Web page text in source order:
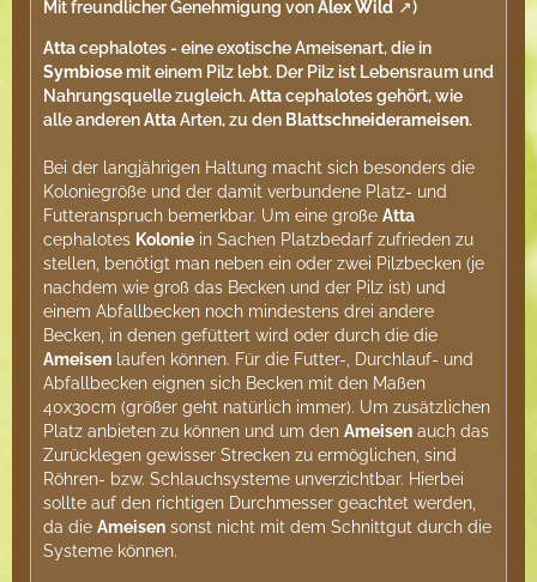
Mit freundlicher Genehmigung vonAlex Wild )
Attacephalotes - eine exotische Ameisenart, die in
Symbiose mit einem Pilz lebt. Der Pilz ist Lebensraum und
Nahrungsquelle zugleich. Attacephalotes gehört, wie
alle anderenAttaArten, zu den Blattschneiderameisen.
Bei der langjährigen Haltung macht sich besonders die
Koloniegröße und der damit verbundene Platz- und
Futteranspruch bemerkbar. Um eine große Atta
cephalotes Kolonie in Sachen Platzbedarf zufrieden zu
stellen, benötigt man neben ein oder zwei Pilzbecken (je
nachdem wie groß das Becken und der Pilz ist) und
einem Abfallbecken noch mindestens drei andere
Becken, in denen gefüttert wird oder durch die die
Ameisen laufen können. Für die Futter-, Durchlauf- und
Abfallbecken eignen sich Becken mit den Maßen
40x30cm (größer geht natürlich immer). Um zusätzlichen
Platz anbieten zu können und um den Ameisen auch das
Zurücklegen gewisser Strecken zu ermöglichen, sind
Röhren- bzw. Schlauchsysteme unverzichtbar. Hierbei
sollte auf den richtigen Durchmesser geachtet werden,
da die Ameisen sonst nicht mit dem Schnittgut durch die
Systeme können.